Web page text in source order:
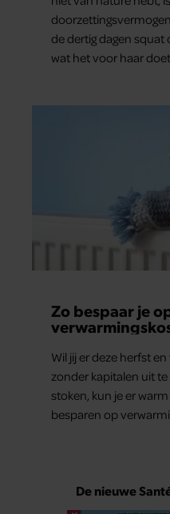
de dertig dagen squat
wat het voor haar
Zo bespaar je
Wil jij er deze herfst
zonder kapitalen uit te geven? Door
stoken, kun je er warm bij zitten en toch
besparen op
De nieuwe